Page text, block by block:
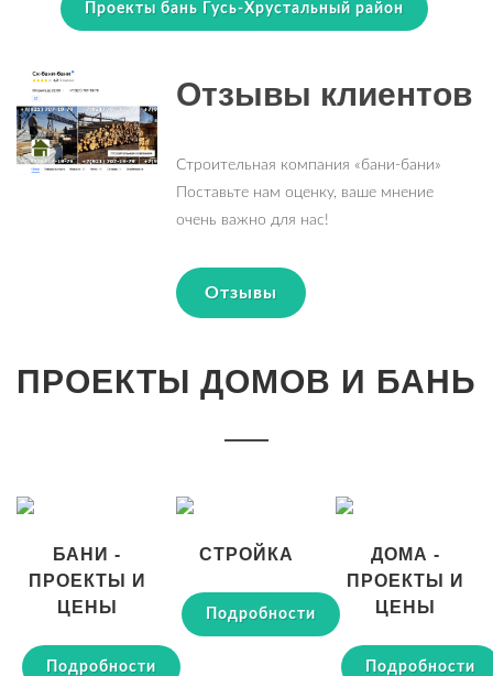
Проекты бань Гусь-Хрустальный район
Отзывы клиентов
Строительная компания «бани-бани»
Поставьте нам оценку, ваше мнение
очень важно для нас!
Отзывы
ПРОЕКТЫ ДОМОВ И БАНЬ
БАНИ -
ПРОЕКТЫ И
ЦЕНЫ
Подробности
СТРОЙКА
Подробности
ДОМА -
ПРОЕКТЫ И
ЦЕНЫ
Подробности